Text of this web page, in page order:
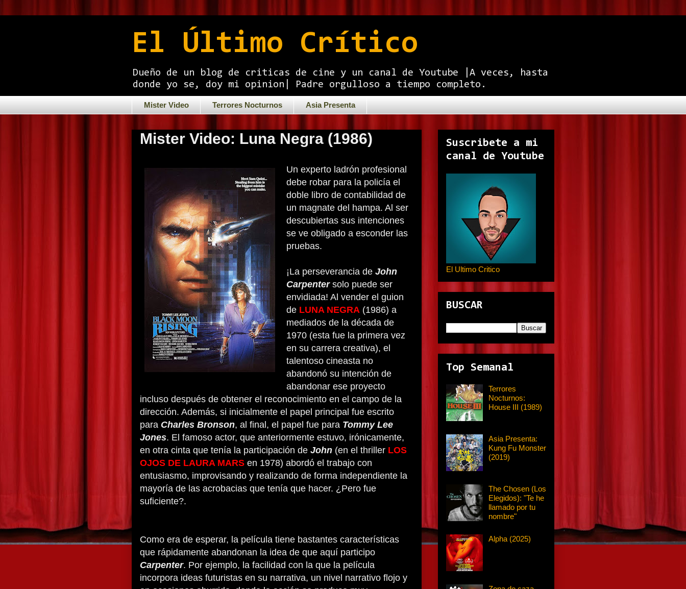
El Último Crítico
Dueño de un blog de criticas de cine y un canal de Youtube |A veces, hasta
donde yo se, doy mi opinion| Padre orgulloso a tiempo completo.
Mister Video Terrores Nocturnos Asia Presenta
Mister Video: Luna Negra (1986)
Un experto ladrón profesional
debe robar para la policía el
doble libro de contabilidad de
un magnate del hampa. Al ser
descubiertas sus intenciones
se ve obligado a esconder las
pruebas.
¡La perseverancia de John
Carpentersolo puede ser
envidiada! Al vender el guion
de LUNA NEGRA (1986) a
mediados de la década de
1970 (esta fue la primera vez
en su carrera creativa), el
talentoso cineasta no
abandonó su intención de
abandonar ese proyecto
incluso después de obtener el reconocimiento en el campo de la
dirección. Además, si inicialmente el papel principal fue escrito
para Charles Bronson, al final, el papel fue para Tommy Lee
Jones. El famoso actor, que anteriormente estuvo, irónicamente,
en otra cinta que tenía la participación de John (en el thriller LOS
OJOS DE LAURA MARS en 1978) abordó el trabajo con
entusiasmo, improvisando y realizando de forma independiente la
mayoría de las acrobacias que tenía que hacer. ¿Pero fue
suficiente?.
Como era de esperar, la película tiene bastantes características
que rápidamente abandonan la idea de que aquí participo
Carpenter. Por ejemplo, la facilidad con la que la película
incorpora ideas futuristas en su narrativa, un nivel narrativo flojo y
Suscribete a mi
canal de Youtube
El Ultimo Critico
BUSCAR
Top Semanal
Terrores
Nocturnos:
House III (1989)
Asia Presenta:
Kung Fu Monster
(2019)
The Chosen (Los
Elegidos): "Te he
llamado por tu
nombre"
Alpha (2025)